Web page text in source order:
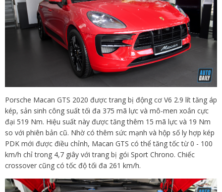
Porsche Macan GTS 2020 được trang bị động cơ V6 2.9 lít tăng áp
kép, sản sinh công suất tối đa 375 mã lực và mô-men xoắn cực
đại 519 Nm. Hiệu suất này được tăng thêm 15 mã lực và 19 Nm
so với phiên bản cũ. Nhờ có thêm sức mạnh và hộp số ly hợp kép
PDK mới được điều chỉnh, Macan GTS có thể tăng tốc từ 0 - 100
km/h chỉ trong 4,7 giây với trang bị gói Sport Chrono. Chiếc
crossover cũng có tốc độ tối đa 261 km/h.